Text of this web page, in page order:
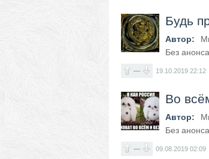
Будь
Автор:
Без анонса
— 19.10.2019 22:12
Во
Автор:
Без анонса
— 09.08.2019 02:09